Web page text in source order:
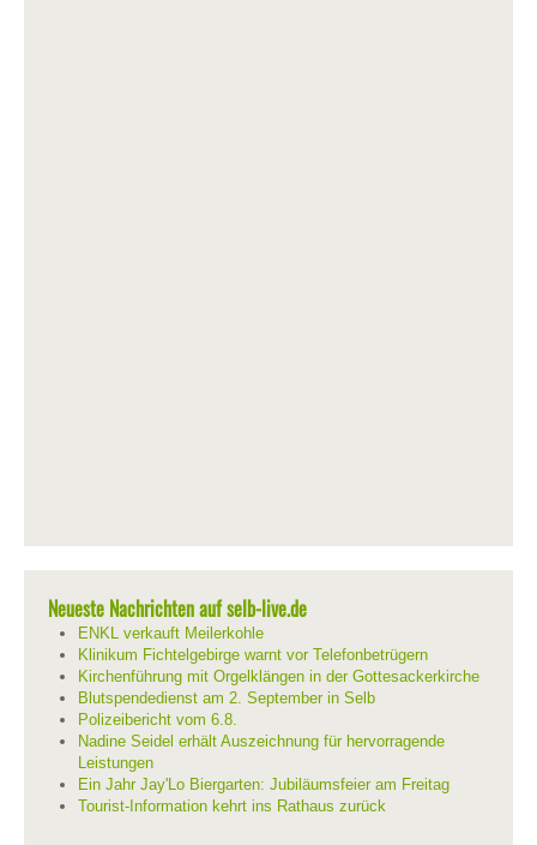
Neueste Nachrichten auf selb-live.de
ENKL verkauft Meilerkohle
Klinikum Fichtelgebirge warnt vor Telefonbetrügern
Kirchenführung mit Orgelklängen in der Gottesackerkirche
Blutspendedienst am 2. September in Selb
Polizeibericht vom 6.8.
Nadine Seidel erhält Auszeichnung für hervorragende
Leistungen
Ein Jahr Jay'Lo Biergarten: Jubiläumsfeier am Freitag
Tourist-Information kehrt ins Rathaus zurück